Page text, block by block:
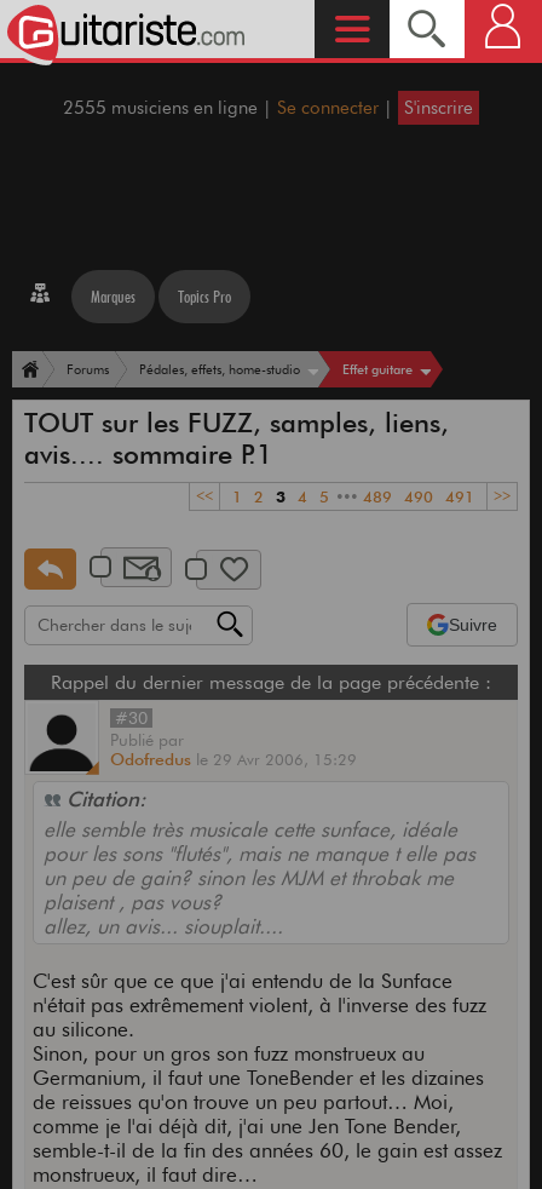
2555 musiciens en ligne | Se connecter | S'inscrire
Marques Topics Pro
Forums Pédales, effets, home-studio Effet guitare
TOUT sur les FUZZ, samples, liens,
avis.... sommaire P.1
<< 1 2 3 4 5 ••• 489 490 491 >>
Suivre
Rappel du dernier message de la page précédente :
#30
Publié par
Odofredus le 29 Avr 2006, 15:29
Citation:
elle semble très musicale cette sunface, idéale
pour les sons "flutés", mais ne manque t elle pas
un peu de gain? sinon les MJM et throbak me
plaisent , pas vous?
allez, un avis... siouplait....
C'est sûr que ce que j'ai entendu de la Sunface
n'était pas extrêmement violent, à l'inverse des fuzz
au silicone.
Sinon, pour un gros son fuzz monstrueux au
Germanium, il faut une ToneBender et les dizaines
de reissues qu'on trouve un peu partout… Moi,
comme je l'ai déjà dit, j'ai une Jen Tone Bender,
semble-t-il de la fin des années 60, le gain est assez
monstrueux, il faut dire…